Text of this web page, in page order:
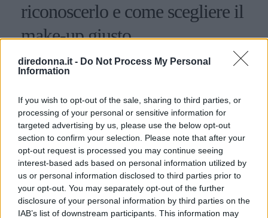
diredonna.it - Do Not Process My Personal
Information
If you wish to opt-out of the sale, sharing to third parties, or
processing of your personal or sensitive information for
targeted advertising by us, please use the below opt-out
section to confirm your selection. Please note that after your
opt-out request is processed you may continue seeing
interest-based ads based on personal information utilized by
us or personal information disclosed to third parties prior to
your opt-out. You may separately opt-out of the further
disclosure of your personal information by third parties on the
IAB’s list of downstream participants. This information may
riconoscerlo e come scegliere il
make-up giusto
Capire il sottotono della pelle è importante sia nella scelta
dei vestiti sia per per sfoggiare il giusto make-up che ci
sottotono.
MARCELLA LA CIOPPA